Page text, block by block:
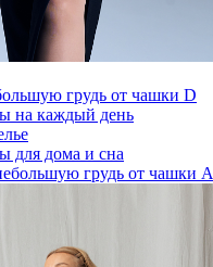
грудь от чашки D
на каждый день
для дома и сна
грудь от чашки А